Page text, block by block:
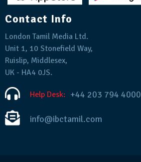
Contact Info
London Tamil Media Ltd.
Unit 1, 10 Stonefield Way,
Ruislip, Middlesex,
UK - HA4 0JS.
Help Desk: +44 203 794 4000
info@ibctamil.com